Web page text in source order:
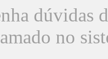
dúvidas
no